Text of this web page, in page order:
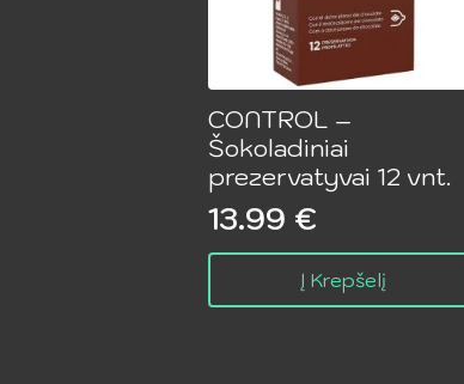
CONTROL –
Šokoladiniai
prezervatyvai 12 vnt.
13.99 €
Į Krepšelį